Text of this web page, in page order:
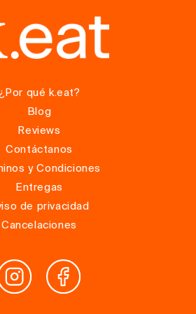
qué k.eat?
Blog
Reviews
Contáctanos
y Condiciones
Entregas
de privacidad
Cancelaciones